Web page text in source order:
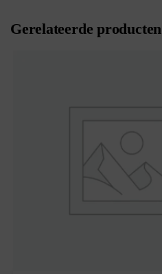
Gerelateerde producten